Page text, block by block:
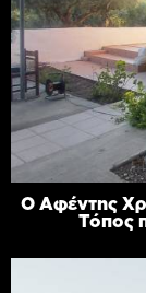
Ο Αφέντης
Τόπος